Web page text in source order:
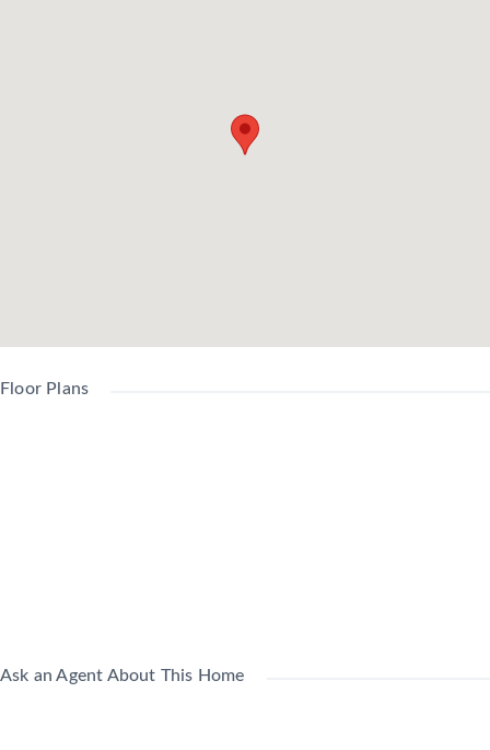
Floor Plans
Ask an Agent About This Home